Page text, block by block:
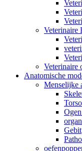
Veterinaire
Veterinaire
Anatomische
Menselijke
Gebit